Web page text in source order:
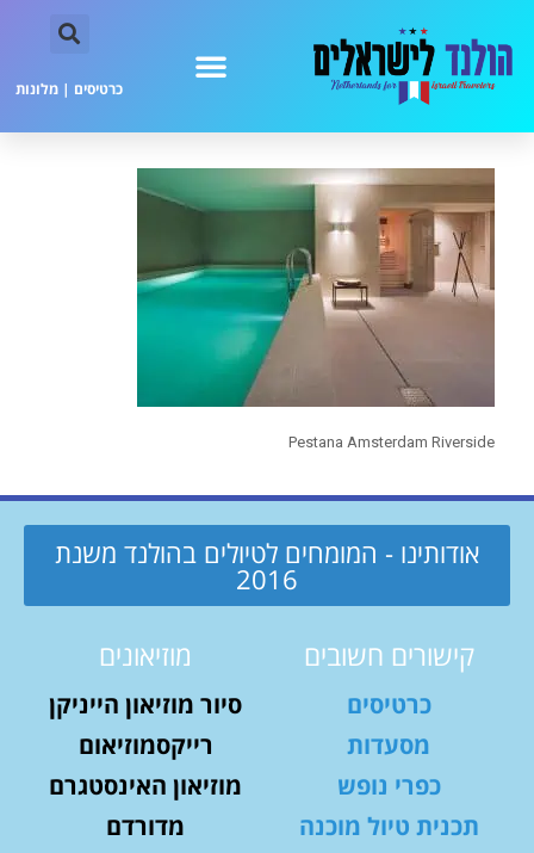
כרטיסים | מלונות
Pestana Amsterdam Riverside
אודותינו - המומחים לטיולים בהולנד משנת
2016
קישורים חשובים
כרטיסים
מסעדות
כפרי נופש
תכנית טיול מוכנה
מוזיאונים
סיור מוזיאון הייניקן
רייקסמוזיאום
מוזיאון האינסטגרם
מדורדם